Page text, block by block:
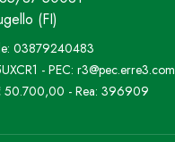
(FI)
03879240483
- PEC: r3@pec.erre3.com
50.700,00 - Rea: 396909